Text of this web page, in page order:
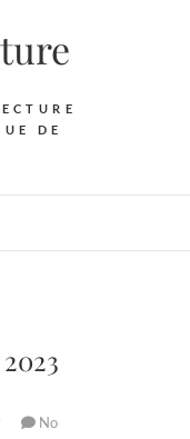
DE
No